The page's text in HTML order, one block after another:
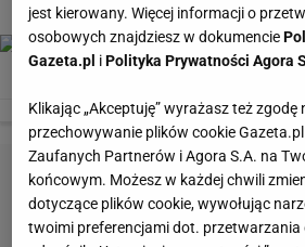
3 z 8
jest kierowany. Więcej informacji o
osobowych znajdziesz w dokumencie
Gazeta.pl iPolityka Prywatności Agora
Klikając „Akceptuję” wyrażasz też
przechowywanie plików cookie
Zaufanych Partnerów i Agora S.A. na
końcowym. Możesz w każdej chwili
dotyczące plików cookie, wywołując
twoimi preferencjami dot. przetwarzania